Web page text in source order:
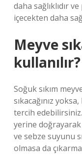
daha sağlıklıdır
içecekten daha
Meyve
kullanılır?
Soğuk sıkım
sıkacağınız
tercih
yerine doğrayarak
ve sebze suyunu
olmasa da